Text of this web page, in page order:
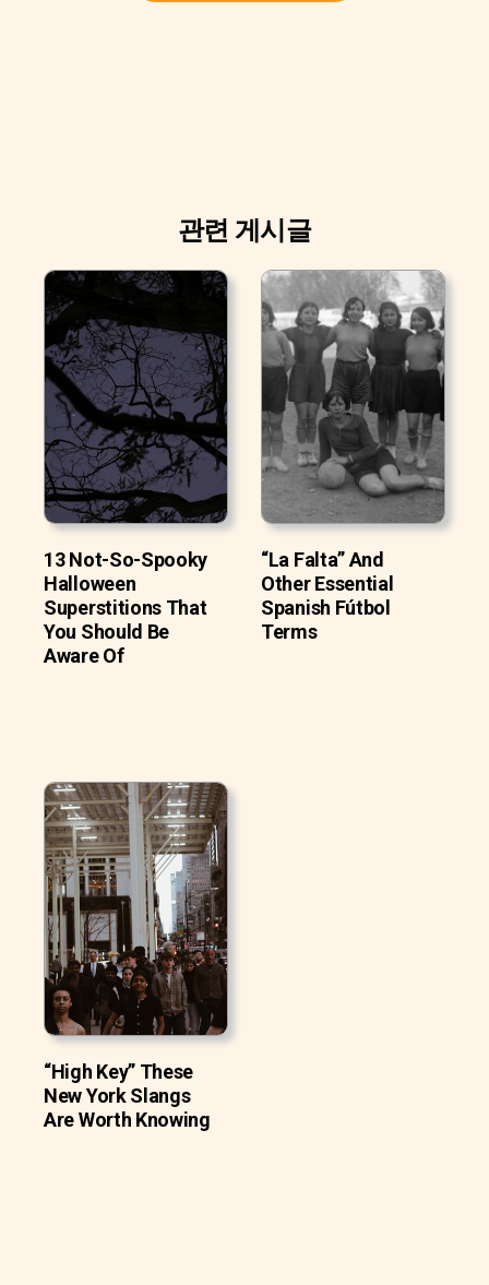
관련 게시글
13 Not-So-Spooky
Halloween
Superstitions That
You Should Be
Aware Of
“La Falta” And
Other Essential
Spanish Fútbol
Terms
“High Key” These
New York Slangs
Are Worth Knowing